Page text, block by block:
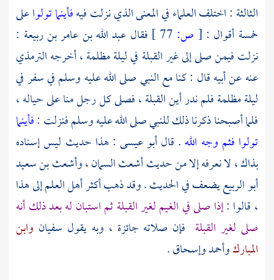
الثالثة : اختلف العلماء في المعنى الذي نزلت فيهفأينما تولواعلى
خمسة أقوال : [ ص: فقال عبد الله بن عامر بن ربيعة :
نزلت فيمن صلى إلى غير القبلة في ليلة مظلمة ، أخرجهالترمذي
عنه عن أبيه قال : كنا مع النبي صلى الله عليه وسلم في سفر في
ليلة مظلمة فلم ندر أين القبلة ، فصلى كل رجل منا على حياله ،
فلما أصبحنا ذكرنا ذلك للنبي صلى الله عليه وسلم فنزلت :فأينما
تولوا فثم وجه الله. قالأبو عيسى : هذا حديث ليس إسناده
بذاك ، لا نعرفه إلا من حديثأشعث السمان،وأشعث بن سعيد
أبو الربيعيضعف في الحديث . وقد ذهب أكثر أهل العلم إلى هذا
، قالوا :إذا صلى في الغيم لغير القبلة ثم استبان له بعد ذلك أنه
صلى لغير القبلة فإن صلاته جائزة ، وبه يقول سفيان وابن
المباركوأحمدوإسحاق.